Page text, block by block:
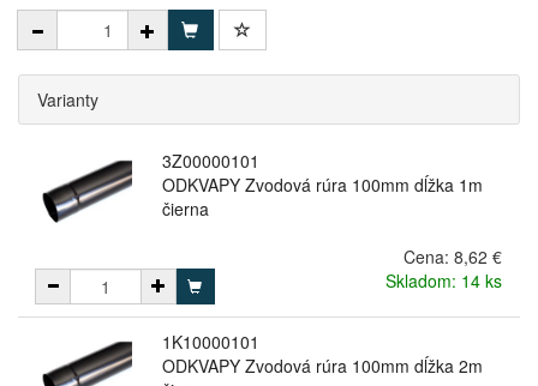
Varianty
3Z00000101
ODKVAPY Zvodová rúra 100mm dĺžka 1m
čierna
Cena: 8,62 €
Skladom: 14 ks
1K10000101
ODKVAPY Zvodová rúra 100mm dĺžka 2m